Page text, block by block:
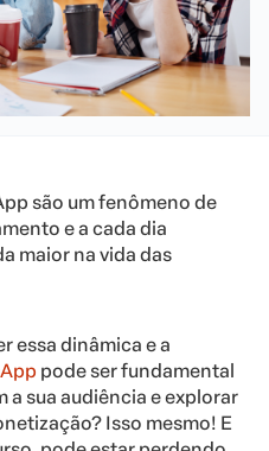
são um fenômeno de
e a cada dia
maior na vida das
essa dinâmica e a
pode ser fundamental
a sua audiência e explorar
Isso mesmo! E